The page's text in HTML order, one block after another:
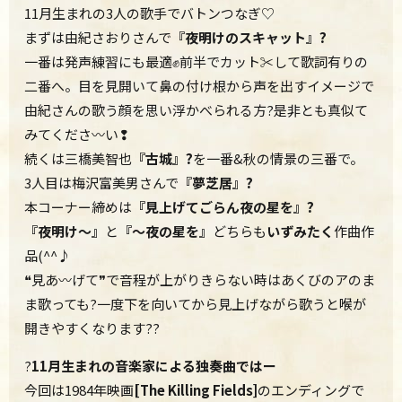
11月生まれの3人の歌手でバトンつなぎ♡
まずは由紀さおりさんで 『夜明けのスキャット』?
一番は発声練習にも最適✊前半でカット✂して歌詞有りの
二番へ。目を見開いて鼻の付け根から声を出すイメージで
由紀さんの歌う顔を思い浮かべられる方?是非とも真似て
みてくださ〰い❢
続くは三橋美智也 『古城』?を一番&秋の情景の三番で。
3人目は梅沢富美男さんで 『夢芝居』?
本コーナー締めは 『見上げてごらん夜の星を』?
『夜明け～』 と 『～夜の星を』 どちらもいずみたく 作曲作
品(^^♪
❝見あ〰げて❞で音程が上がりきらない時はあくびのアのま
ま歌っても?一度下を向いてから見上げながら歌うと喉が
開きやすくなります??
?11月生まれの音楽家による独奏曲ではー
今回は1984年映画[The Killing Fields]のエンディングで